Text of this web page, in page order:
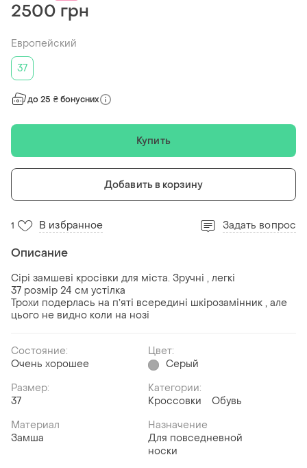
2500 грн
Европейский
37
до 25 ₴ бонусних
Купить
Добавить в корзину
1 В избранное Задать вопрос
Описание
Сірі замшеві кросівки для міста. Зручні , легкі
37 розмір 24 см устілка
Трохи подерлась на пʼяті всередині шкірозамінник , але
цього не видно коли на нозі
Состояние:
Очень хорошее
Цвет:
Серый
Размер:
37
Категории:
Кроссовки
Обувь
Материал
Замша
Назначение
Для повседневной
носки